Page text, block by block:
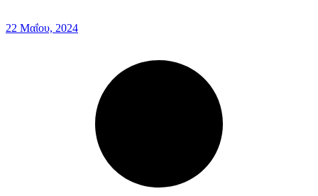
22 Μαΐου, 2024